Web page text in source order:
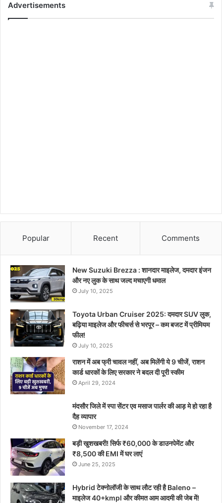
Advertisements
Popular Recent Comments
New Suzuki Brezza : शानदार माइलेज, दमदार इंजन
और नए लुक के साथ जल्द मचाएगी धमाल
July 10, 2025
Toyota Urban Cruiser 2025: दमदार SUV लुक,
बढ़िया माइलेज और फीचर्स से भरपूर – कम बजट में प्रीमियम
फील!
July 10, 2025
राशन में अब फ्री चावल नहीं, अब मिलेंगी ये 9 चीजें, राशन
कार्ड धारकों के लिए सरकार ने बदल दी पूरी स्कीम
April 29, 2024
मंदसौर जिले में स्पा सेंटर एव मसाज पार्लर की आड़ मे हो रहा है
दैह व्यापार
November 17, 2024
बड़ी खुशखबरी! सिर्फ ₹60,000 के डाउनपेमेंट और
₹8,500 की EMI में घर लाएं
June 25, 2025
Hybrid टेक्नोलॉजी के साथ लौट रही है Baleno –
माइलेज 40+kmpl और कीमत आम आदमी की जेब में!